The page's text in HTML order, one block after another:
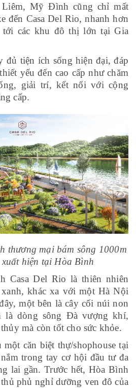
Liêm, Mỹ Đình cũng chỉ mất
đến Casa Del Rio, nhanh hơn
các khu đô thị lớn tại Gia
đủ tiện ích sống hiện đại, đáp
yếu đến cao cấp như chăm
giải trí, kết nối với cộng
cấp.
thương mại bám sông 1000m
hiện tại Hòa Bình
Casa Del Rio là thiên nhiên
khác xa với một Hà Nội
một bên là cây cối núi non
là dòng sông Đà vượng khí,
mà còn tốt cho sức khỏe.
căn biệt thự/shophouse tại
trong tay cơ hội đầu tư đa
lai gần. Trước hết, Hòa Bình
phủ nghỉ dưỡng ven đô của